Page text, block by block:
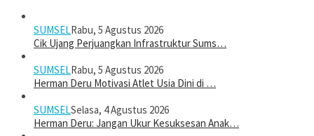
SUMSELRabu, 5 Agustus 2026
Cik Ujang Perjuangkan Infrastruktur Sums…
SUMSELRabu, 5 Agustus 2026
Herman Deru Motivasi Atlet Usia Dini di …
SUMSELSelasa, 4 Agustus 2026
Herman Deru: Jangan Ukur Kesuksesan Anak…